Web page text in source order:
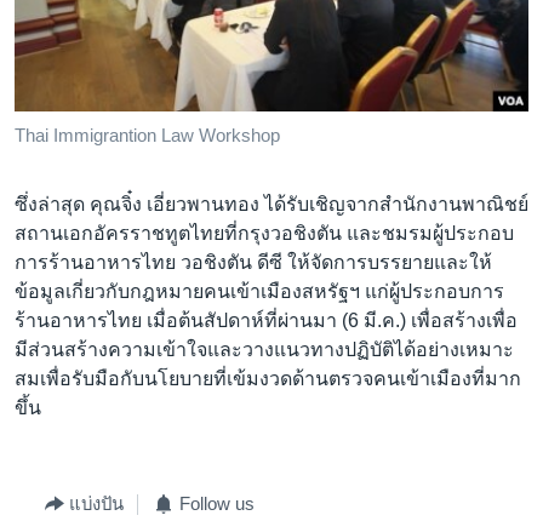
Thai Immigrantion Law Workshop
ซึ่งล่าสุด คุณจิ๋ง เอี่ยวพานทอง ได้รับเชิญจากสำนักงานพาณิชย์
สถานเอกอัครราชทูตไทยที่กรุงวอชิงตัน และชมรมผู้ประกอบ
การร้านอาหารไทย วอชิงตัน ดีซี ให้จัดการบรรยายและให้
ข้อมูลเกี่ยวกับกฎหมายคนเข้าเมืองสหรัฐฯ แก่ผู้ประกอบการ
ร้านอาหารไทย เมื่อต้นสัปดาห์ที่ผ่านมา (6 มี.ค.) เพื่อสร้างเพื่อ
มีส่วนสร้างความเข้าใจและวางแนวทางปฏิบัติได้อย่างเหมาะ
สมเพื่อรับมือกับนโยบายที่เข้มงวดด้านตรวจคนเข้าเมืองที่มาก
ขึ้น
แบ่งปัน Follow us